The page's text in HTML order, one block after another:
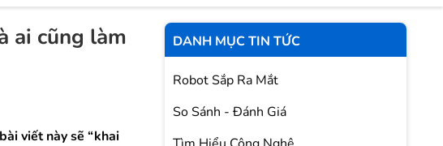
ai cũng làm
viết này sẽ “khai
DANH MỤC TIN TỨC
Robot Sắp Ra Mắt
So Sánh - Đánh Giá